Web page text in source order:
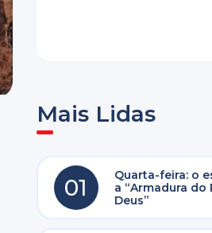
Mais Lidas
01
Quarta-feira: o
a “Armadura do
Deus”